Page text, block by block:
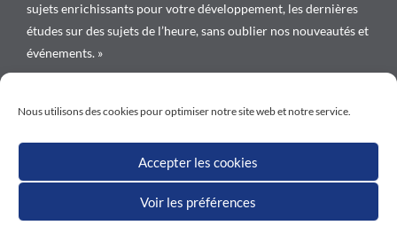
Nous utilisons des cookies pour optimiser notre site web et notre service.
Accepter les cookies
Voir les préférences
sujets enrichissants pour votre développement, les dernières
études sur des sujets de l’heure, sans oublier nos nouveautés et
événements. »